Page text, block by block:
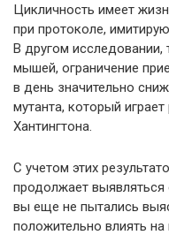
Цикличность имеет
при протоколе,
В другом исследовании,
мышей, ограничение
в день значительно
мутанта, который
Хантингтона.
С учетом этих
продолжает выявляться
вы еще не пытались
положительно влиять